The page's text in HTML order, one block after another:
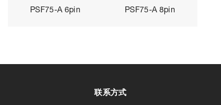
PSF75-A 6pin PSF75-A 8pin
联系方式